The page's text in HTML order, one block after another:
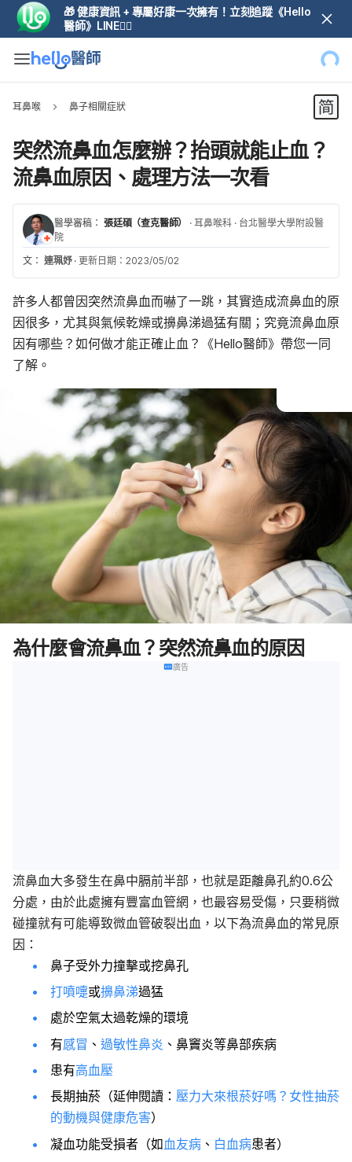
🎁 健康資訊 + 專屬好康一次擁有！立刻追蹤《Hello
醫師》LINE👆🏼
耳鼻喉 鼻子相關症狀
突然流鼻血怎麼辦？抬頭就能止血？
流鼻血原因、處理方法一次看
醫學審稿： 張廷碩（查克醫師） ·耳鼻喉科 · 台北醫學大學附設醫
院
文： 連珮妤 · 更新日期：2023/05/02
許多人都曾因突然流鼻血而嚇了一跳，其實造成流鼻血的原
因很多，尤其與氣候乾燥或擤鼻涕過猛有關；究竟流鼻血原
因有哪些？如何做才能正確止血？《Hello醫師》帶您一同
了解。
為什麼會流鼻血？突然流鼻血的原因
廣告
流鼻血大多發生在鼻中膈前半部，也就是距離鼻孔約0.6公
分處，由於此處擁有豐富血管網，也最容易受傷，只要稍微
碰撞就有可能導致微血管破裂出血，以下為流鼻血的常見原
因：
鼻子受外力撞擊或挖鼻孔
打噴嚏或擤鼻涕過猛
處於空氣太過乾燥的環境
有感冒 、 過敏性鼻炎 、鼻竇炎等鼻部疾病
患有高血壓
長期抽菸（延伸閱讀： 壓力大來根菸好嗎？女性抽菸
的動機與健康危害）
凝血功能受損者（如血友病 、 白血病患者）